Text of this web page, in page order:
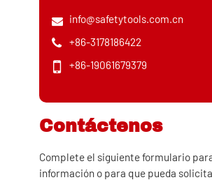
info@safetytools.com.cn
+86-3178186422
+86-19061679379
Contáctenos
Complete el siguiente formulario
información o para que pueda